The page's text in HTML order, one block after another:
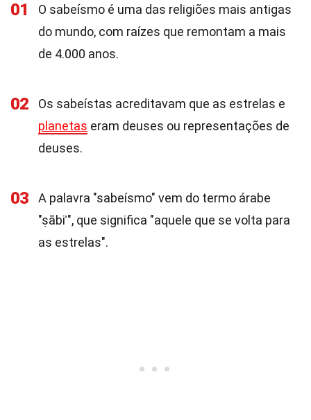
01
O sabeísmo é uma das religiões mais antigas
do mundo, com raízes que remontam a mais
de 4.000 anos.
02
Os sabeístas acreditavam que as estrelas e
planetas eram deuses ou representações de
deuses.
03
A palavra "sabeísmo" vem do termo árabe
"ṣābiʾ", que significa "aquele que se volta para
as estrelas".